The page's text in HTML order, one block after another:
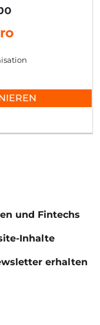
und Fintechs
Inhalte
erhalten